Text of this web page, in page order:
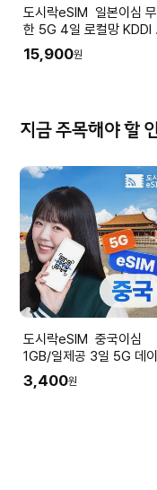
도시락eSIM 일본이심 무제
한 5G 4일 로컬망 KDDI
시락eSIM
15,900원
지금 주목해야 할
도시락eSIM 중국이심
1GB/일제공 3일 5G 데
무제한 도시락eSIM
3,400원